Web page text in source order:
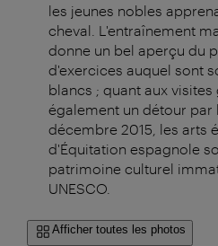
les jeunes nobles
cheval. L'entraînement
donne un bel aperçu du
d'exercices auquel sont
blancs ; quant aux
également un détour par
décembre 2015, les arts
d'Équitation espagnole
patrimoine culturel
UNESCO.
Afficher toutes les photos